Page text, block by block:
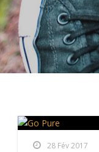
28 Fév 2017